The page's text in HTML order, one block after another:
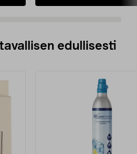
edullisesti